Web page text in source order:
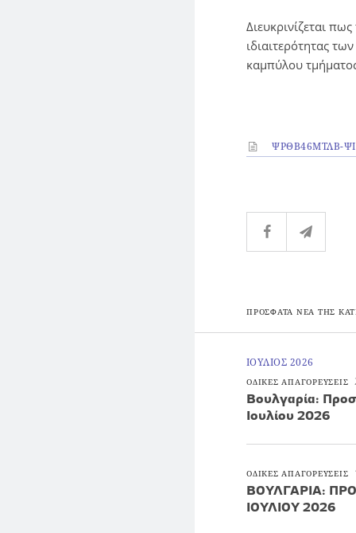
Διευκρινίζεται
ιδιαιτερότητας
καμπύλου
ΨΡΘΒ46ΜΤΛΒ-
ΠΡΟΣΦΑΤΑ ΝΕΑ ΤΗΣ
ΙΟΥΛΙΟΣ 2026
ΟΔΙΚΕΣ ΑΠΑΓΟΡΕΥΣΕΙΣ
Βουλγαρία:
Ιουλίου 2026
ΟΔΙΚΕΣ ΑΠΑΓΟΡΕΥΣΕΙΣ
ΒΟΥΛΓΑΡΙΑ:
ΙΟΥΛΙΟΥ 2026